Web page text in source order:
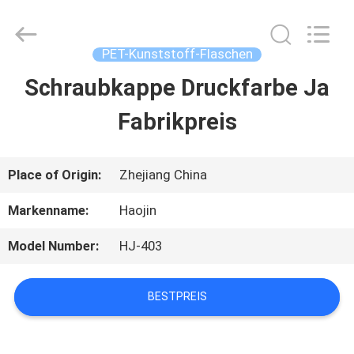
HAUS
ÜBER
UNS
FABRIK-
Haojin
Plastic
PET-Kunststoff-Flaschen
Schraubkappe Druckfarbe Ja
Fabrikpreis
Place of Origin: Zhejiang China
Markenname: Haojin
Model Number: HJ-403
BESTPREIS